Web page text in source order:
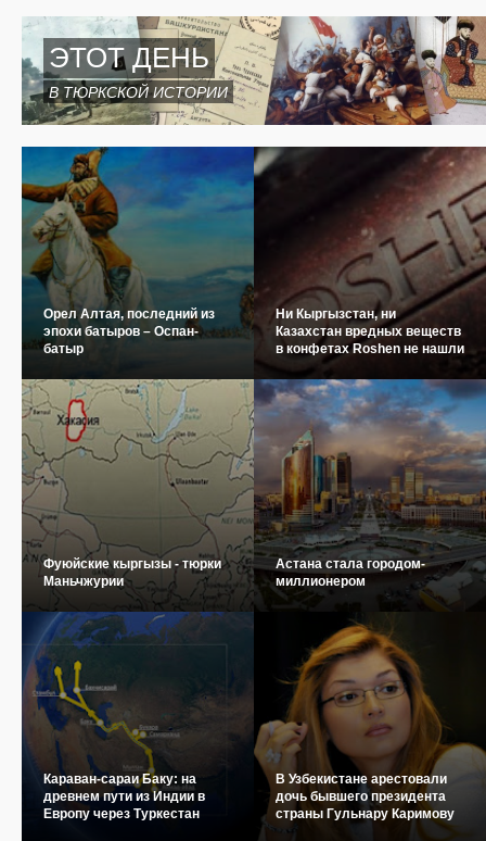
ЭТОТ ДЕНЬ
В ТЮРКСКОЙ ИСТОРИИ
Орел Алтая, последний из
эпохи батыров – Оспан-
батыр
Ни Кыргызстан, ни
Казахстан вредных веществ
в конфетах Roshen не нашли
Фуюйские кыргызы - тюрки
Маньчжурии
Астана стала городом-
миллионером
Караван-сараи Баку: на
древнем пути из Индии в
Европу через Туркестан
В Узбекистане арестовали
дочь бывшего президента
страны Гульнару Каримову